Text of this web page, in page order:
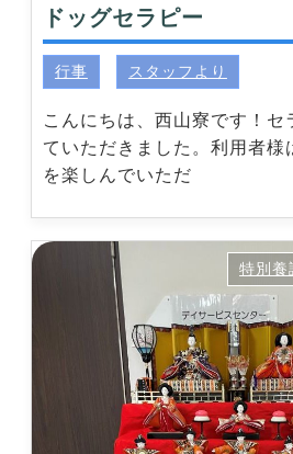
ドッグセラピー
行事 スタッフより
こんにちは、西山寮です！セ
ていただきました。利用者様
を楽しんでいただ
特別養